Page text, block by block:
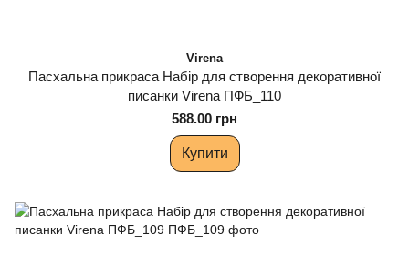
Virena
Пасхальна прикраса Набір для створення декоративної
писанки Virena ПФБ_110
588.00 грн
Купити